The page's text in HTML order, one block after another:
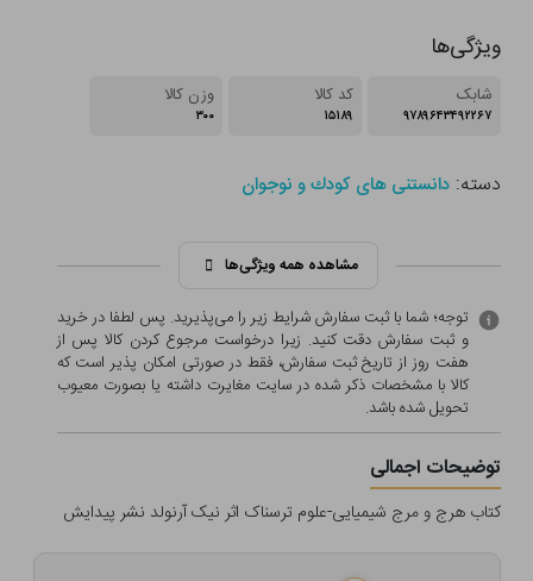
ویژگی‌ها
شابک
۹۷۸۹۶۴۳۴۹۲۲۶۷
کد کالا
۱۵۱۸۹
وزن کالا
۳۰۰
دسته:دانستنی های كودك و نوجوان
مشاهده همه ویژگی‌ها
توجه؛ شما با ثبت سفارش شرایط زیر را می‌پذیرید. پس لطفا در خرید
و ثبت سفارش دقت کنید. زیرا درخواست مرجوع کردن کالا پس از
هفت روز از تاریخ ثبت سفارش، فقط در صورتی امکان پذیر است که
کالا با مشخصات ذکر شده در سایت مغایرت داشته یا بصورت معيوب
تحویل شده باشد.
توضیحات اجمالی
کتاب هرج و مرج شیمیایی-علوم ترسناک اثر نیک آرنولد نشر پیدایش